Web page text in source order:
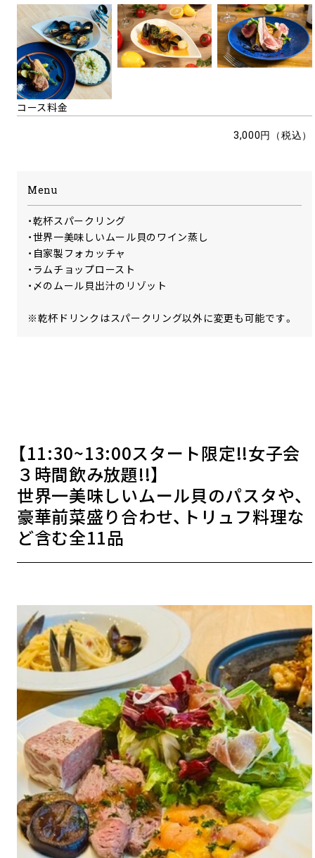
コース料金
3,000円（税込）
Menu
・乾杯スパークリング
・世界一美味しいムール貝のワイン蒸し
・自家製フォカッチャ
・ラムチョップロースト
・〆のムール貝出汁のリゾット
※乾杯ドリンクはスパークリング以外に変更も可能です。
【11:30~13:00スタート限定!!女子会
３時間飲み放題!!】
世界一美味しいムール貝のパスタや、
豪華前菜盛り合わせ、トリュフ料理な
ど含む全11品